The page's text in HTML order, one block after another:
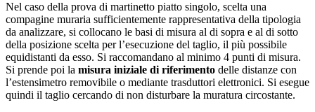
Nel caso della prova di martinetto piatto singolo, scelta una
compagine muraria sufficientemente rappresentativa della tipologia
da analizzare, si collocano le basi di misura al di sopra e al di sotto
della posizione scelta per l’esecuzione del taglio, il più possibile
equidistanti da esso. Si raccomandano al minimo 4 punti di misura.
Si prende poi la misura iniziale di riferimento delle distanze con
l’estensimetro removibile o mediante trasduttori elettronici. Si esegue
quindi il taglio cercando di non disturbare la muratura circostante.